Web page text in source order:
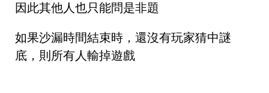
因此其他人也只能問是非題
如果沙漏時間結束時，還沒有玩家猜中謎
底，則所有人輸掉遊戲